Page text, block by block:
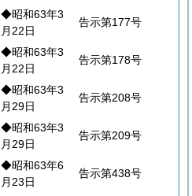
◆昭和63年3
月22日
告示第177号
◆昭和63年3
月22日
告示第178号
◆昭和63年3
月29日
告示第208号
◆昭和63年3
月29日
告示第209号
◆昭和63年6
月23日
告示第438号